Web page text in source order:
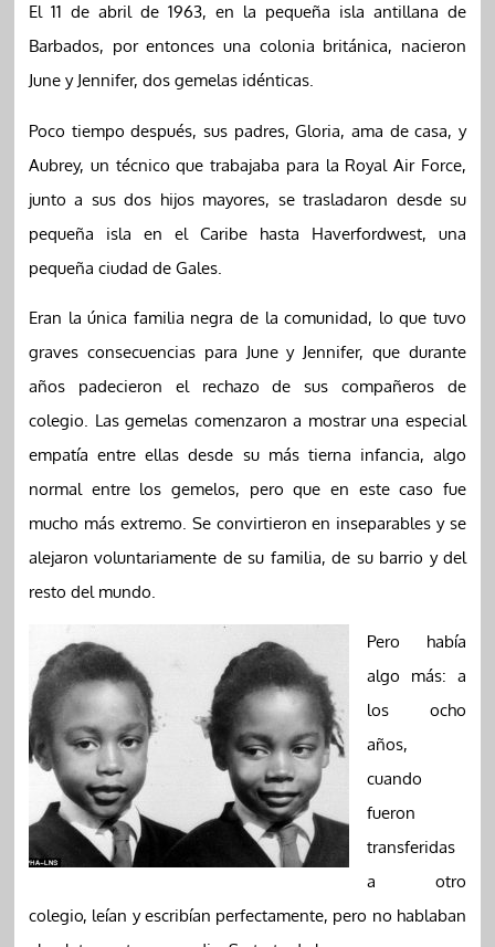
El 11 de abril de 1963, en la pequeña isla antillana de
Barbados, por entonces una colonia británica, nacieron
June y Jennifer, dos gemelas idénticas.
Poco tiempo después, sus padres, Gloria, ama de casa, y
Aubrey, un técnico que trabajaba para la Royal Air Force,
junto a sus dos hijos mayores, se trasladaron desde su
pequeña isla en el Caribe hasta Haverfordwest, una
pequeña ciudad de Gales.
Eran la única familia negra de la comunidad, lo que tuvo
graves consecuencias para June y Jennifer, que durante
años padecieron el rechazo de sus compañeros de
colegio. Las gemelas comenzaron a mostrar una especial
empatía entre ellas desde su más tierna infancia, algo
normal entre los gemelos, pero que en este caso fue
mucho más extremo. Se convirtieron en inseparables y se
alejaron voluntariamente de su familia, de su barrio y del
resto del mundo.
Pero había
algo más: a
los ocho
años,
cuando
fueron
transferidas
a otro
colegio, leían y escribían perfectamente, pero no hablaban